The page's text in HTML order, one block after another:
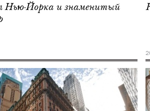
Нью-Йорка и знаменитый